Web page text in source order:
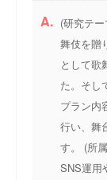
A. (研究テ
舞伎を贈
として歌
た。そし
プラン内
行い、舞
す。 (所
SNS運用